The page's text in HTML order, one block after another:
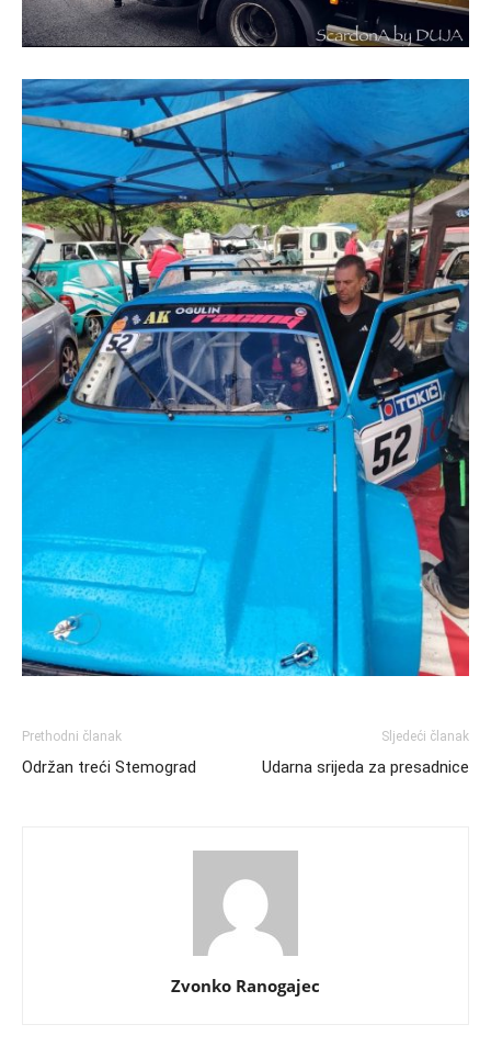
Prethodni članak
Održan treći Stemograd
Sljedeći članak
Udarna srijeda za presadnice
Zvonko Ranogajec